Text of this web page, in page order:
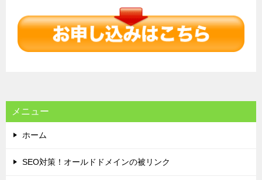
メニュー
ホーム
SEO対策！オールドドメインの被リンク